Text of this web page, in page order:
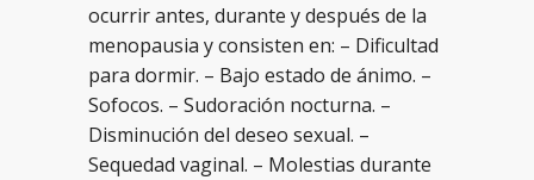
ocurrir antes, durante y después de la
menopausia y consisten en: – Dificultad
para dormir. – Bajo estado de ánimo. –
Sofocos. – Sudoración nocturna. –
Disminución del deseo sexual. –
Sequedad vaginal. – Molestias durante